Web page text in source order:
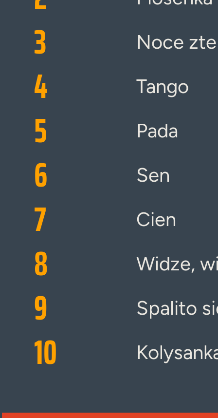
3 Noce zte
4 Tango
5 Pada
6 Sen
7 Cien
8 Widze,
9 Spalito
10